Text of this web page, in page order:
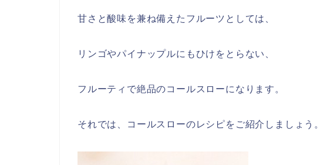
甘さと酸味を兼ね備えたフルーツとしては、
リンゴやパイナップルにもひけをとらない、
フルーティで絶品のコールスローになります。
それでは、コールスローのレシピをご紹介しましょう。